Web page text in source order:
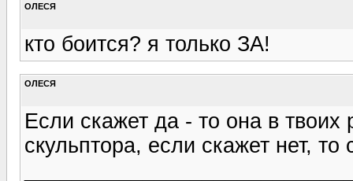
ОЛЕСЯ
кто боится? я только ЗА!
ОЛЕСЯ
Если скажет да - то она в твоих
скульптора, если скажет нет,